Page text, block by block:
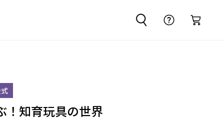
！知育玩具の世界